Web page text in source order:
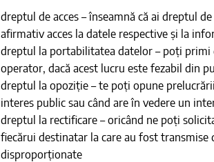
dreptul de acces – înseamnă că ai dreptul
afirmativ acces la datele respective și la
dreptul la portabilitatea datelor – poți
operator, dacă acest lucru este fezabil din
dreptul la opoziție – te poți opune
interes public sau când are în vedere un
dreptul la rectificare – oricând ne poți
fiecărui destinatar la care au fost
disproporționate